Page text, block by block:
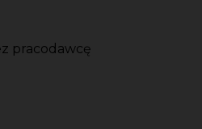
pracodawcę